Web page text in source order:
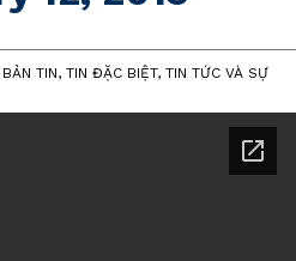
BẢN TIN, TIN ĐẶC BIỆT, TIN TỨC VÀ SỰ